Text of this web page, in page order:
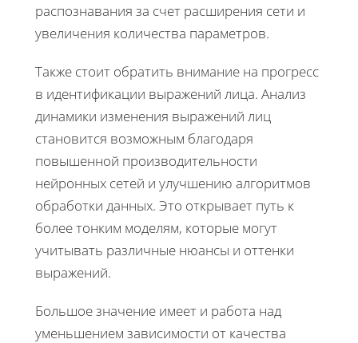
распознавания за счет расширения сети и
увеличения количества параметров.
Также стоит обратить внимание на прогресс
в идентификации выражений лица. Анализ
динамики изменения выражений лиц
становится возможным благодаря
повышенной производительности
нейронных сетей и улучшению алгоритмов
обработки данных. Это открывает путь к
более тонким моделям, которые могут
учитывать различные нюансы и оттенки
выражений.
Большое значение имеет и работа над
уменьшением зависимости от качества